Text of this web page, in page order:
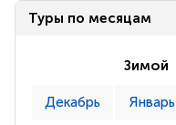
Туры по месяцам
Зимой
Декабрь Январь